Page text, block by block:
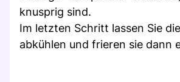
knusprig sind.
Im letzten Schritt lassen Sie
abkühlen und frieren sie dann